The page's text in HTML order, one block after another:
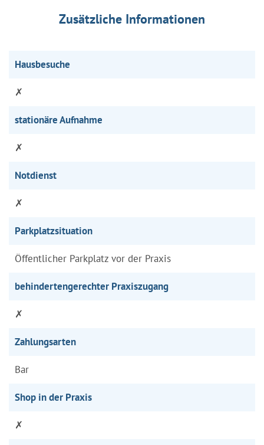
Zusätzliche Informationen
Hausbesuche
✗
stationäre Aufnahme
✗
Notdienst
✗
Parkplatzsituation
Öffentlicher Parkplatz vor der Praxis
behindertengerechter Praxiszugang
✗
Zahlungsarten
Bar
Shop in der Praxis
✗